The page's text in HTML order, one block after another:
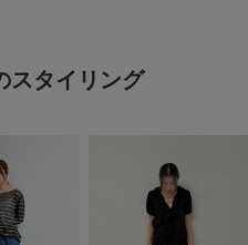
スタイリング